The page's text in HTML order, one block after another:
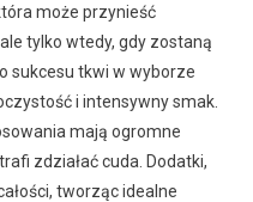
może przynieść
tylko wtedy, gdy zostaną
sukcesu tkwi w wyborze
i intensywny smak.
mają ogromne
zdziałać cuda. Dodatki,
tworząc idealne